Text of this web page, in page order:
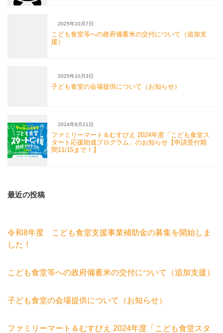
2025年10月7日
こども食堂等への政府備蓄米の交付について（追加支
援）
2025年10月3日
子ども食堂の会場提供について（お知らせ）
2024年8月21日
ファミリーマート＆むすびえ 2024年度「こども食堂ス
タート応援助成プログラム」のお知らせ【申請受付期
間11/15まで！】
最近の投稿
令和8年度 こども食堂支援事業補助金の募集を開始しま
した！
こども食堂等への政府備蓄米の交付について（追加支援）
子ども食堂の会場提供について（お知らせ）
ファミリーマート＆むすびえ 2024年度「こども食堂スタ